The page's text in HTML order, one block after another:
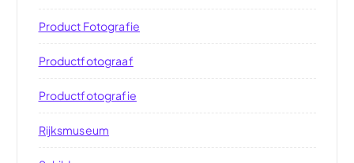
Product Fotografie
Productfotograaf
Productfotografie
Rijksmuseum